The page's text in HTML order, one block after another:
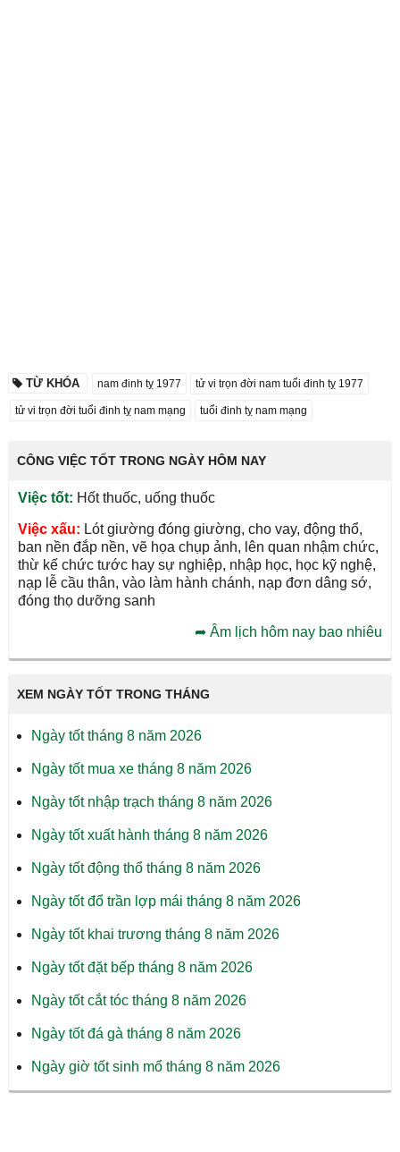
TỪ KHÓA nam đinh tỵ 1977 tử vi trọn đời nam tuổi đinh tỵ 1977
tử vi trọn đời tuổi đinh tỵ nam mạng tuổi đinh tỵ nam mạng
CÔNG VIỆC TỐT TRONG NGÀY HÔM NAY
Việc tốt: Hốt thuốc, uống thuốc
Việc xấu: Lót giường đóng giường, cho vay, động thổ,
ban nền đắp nền, vẽ họa chụp ảnh, lên quan nhậm chức,
thừ kế chức tước hay sự nghiệp, nhập học, học kỹ nghệ,
nạp lễ cầu thân, vào làm hành chánh, nạp đơn dâng sớ,
đóng thọ dưỡng sanh
➦Âm lịch hôm nay bao nhiêu
XEM NGÀY TỐT TRONG THÁNG
Ngày tốt tháng 8 năm 2026
Ngày tốt mua xe tháng 8 năm 2026
Ngày tốt nhập trạch tháng 8 năm 2026
Ngày tốt xuất hành tháng 8 năm 2026
Ngày tốt động thổ tháng 8 năm 2026
Ngày tốt đổ trần lợp mái tháng 8 năm 2026
Ngày tốt khai trương tháng 8 năm 2026
Ngày tốt đặt bếp tháng 8 năm 2026
Ngày tốt cắt tóc tháng 8 năm 2026
Ngày tốt đá gà tháng 8 năm 2026
Ngày giờ tốt sinh mổ tháng 8 năm 2026